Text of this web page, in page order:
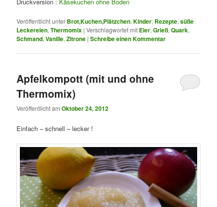
Veröffentlicht unter Brot,Kuchen,Plätzchen,Kinder, Rezepte,süße
Leckereien,Thermomix |Verschlagwortet mit Eier,Grieß,Quark,
Schmand,Vanille,Zitrone |Schreibe einen Kommentar
Apfelkompott (mit und ohne
Thermomix)
Veröffentlicht amOktober 24, 2012
Einfach – schnell – lecker !